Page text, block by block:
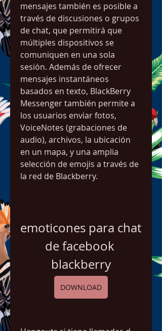
mensajes también es posible a
través de discusiones o grupos
de chat, que permitirá que
múltiples dispositivos se
comuniquen en una sola
sesión. Además de ofrecer
mensajes instantáneos
basados en texto, BlackBerry
Messenger también permite a
los usuarios enviar fotos,
VoiceNotes (grabaciones de
audio), archivos, la ubicación
en un mapa, y una amplia
selección de emojis a través de
la red de Blackberry.
emoticones para chat
de facebook
blackberry
DOWNLOAD